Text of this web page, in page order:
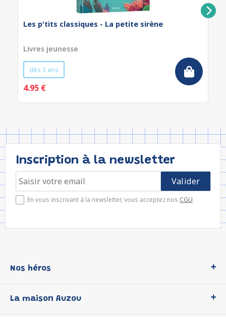
Les p'tits classiques - La petite sirène
Livres jeunesse
dès 3 ans
4.95 €
Inscription à la newsletter
En vous inscrivant à la newsletter, vous acceptez nos CGU.
Nos héros
P'tit Loup
La maison Auzou